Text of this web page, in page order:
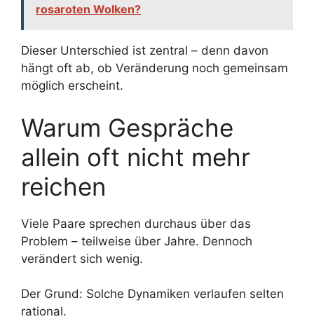
rosaroten Wolken?
Dieser Unterschied ist zentral – denn davon
hängt oft ab, ob Veränderung noch gemeinsam
möglich erscheint.
Warum Gespräche
allein oft nicht mehr
reichen
Viele Paare sprechen durchaus über das
Problem – teilweise über Jahre. Dennoch
verändert sich wenig.
Der Grund: Solche Dynamiken verlaufen selten
rational.